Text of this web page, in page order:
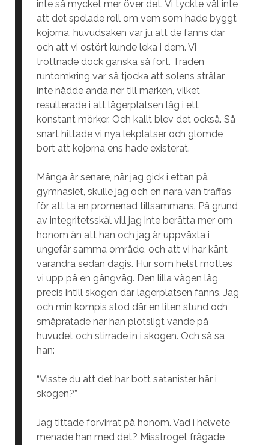
inte så mycket mer över det. Vi tyckte väl inte
att det spelade roll om vem som hade byggt
kojorna, huvudsaken var ju att de fanns där
och att vi ostört kunde leka i dem. Vi
tröttnade dock ganska så fort. Träden
runtomkring var så tjocka att solens strålar
inte nådde ända ner till marken, vilket
resulterade i att lägerplatsen låg i ett
konstant mörker. Och kallt blev det också. Så
snart hittade vi nya lekplatser och glömde
bort att kojorna ens hade existerat.
Många år senare, när jag gick i ettan på
gymnasiet, skulle jag och en nära vän träffas
för att ta en promenad tillsammans. På grund
av integritetsskäl vill jag inte berätta mer om
honom än att han och jag är uppväxta i
ungefär samma område, och att vi har känt
varandra sedan dagis. Hur som helst möttes
vi upp på en gångväg. Den lilla vägen låg
precis intill skogen där lägerplatsen fanns. Jag
och min kompis stod där en liten stund och
småpratade när han plötsligt vände på
huvudet och stirrade in i skogen. Och så sa
han:
“Visste du att det har bott satanister här i
skogen?”
Jag tittade förvirrat på honom. Vad i helvete
menade han med det? Misstroget frågade